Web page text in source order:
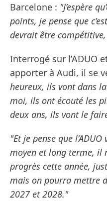
Barcelone : "J’espère
points, je pense que
devrait être
Interrogé sur l’ADUO
apporter à Audi, il se
heureux, ils vont dans
moi, ils ont écouté les
deux ans, ils vont le
"Et je pense que
moyen et long terme, il
progrès cette année,
mais on pourra mettre
2027 et 2028."